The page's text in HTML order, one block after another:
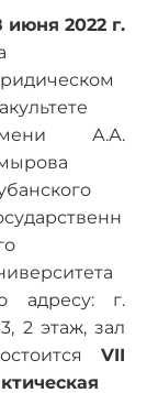
июня 2022 г.
А.А.
адресу: г.
2 этаж, зал
VII